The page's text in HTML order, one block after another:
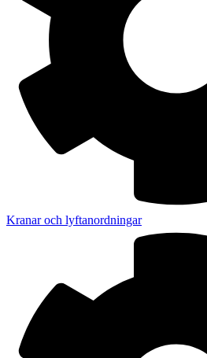
Kranar och lyftanordningar